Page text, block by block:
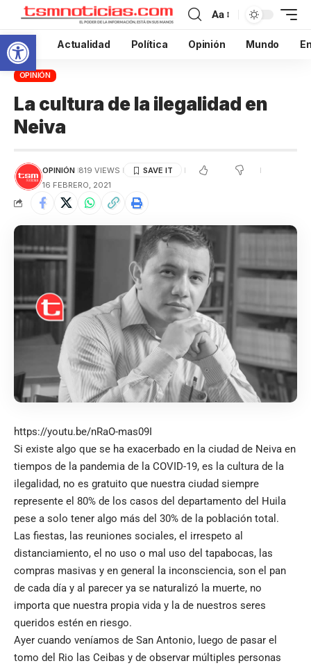
Abrir barra de herramientas
Aa
Inicio Actualidad Política Opinión Mundo
OPINIÓN
La cultura de la ilegalidad en
Neiva
OPINIÓN 819 VIEWS
16 FEBRERO, 2021
https://youtu.be/nRaO-mas09I
Si existe algo que se ha exacerbado en la ciudad de Neiva en
tiempos de la pandemia de la COVID-19, es la cultura de la
ilegalidad, no es gratuito que nuestra ciudad siempre
represente el 80% de los casos del departamento del Huila
pese a solo tener algo más del 30% de la población total.
Las fiestas, las reuniones sociales, el irrespeto al
distanciamiento, el no uso o mal uso del tapabocas, las
compras masivas y en general la inconsciencia, son el pan
de cada día y al parecer ya se naturalizó la muerte, no
importa que nuestra propia vida y la de nuestros seres
queridos estén en riesgo.
Ayer cuando veníamos de San Antonio, luego de pasar el
tomo del Rio las Ceibas y de observar múltiples personas